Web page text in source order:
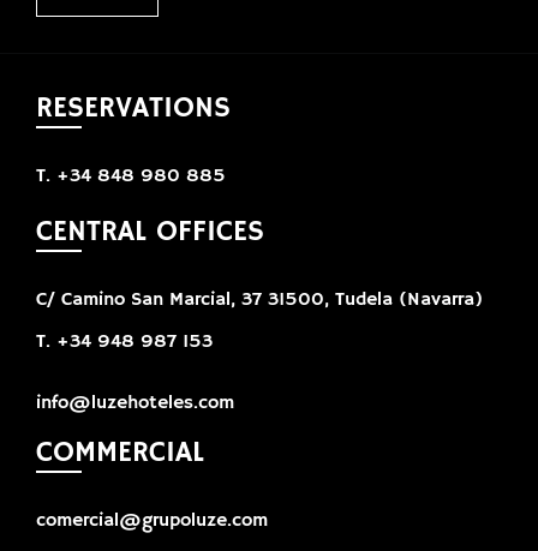
RESERVATIONS
T. +34 848 980 885
CENTRAL OFFICES
C/ Camino San Marcial, 37 31500, Tudela (Navarra)
T. +34 948 987 153
info@luzehoteles.com
COMMERCIAL
comercial@grupoluze.com